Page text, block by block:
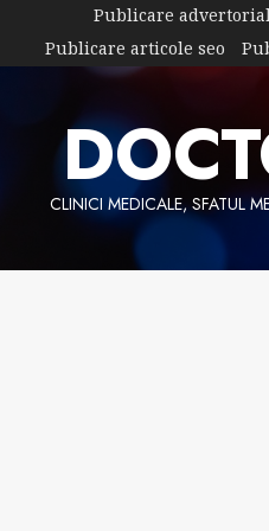
content
Publicare
Publicare articole seo
CLINICI MEDICALE, SFATUL